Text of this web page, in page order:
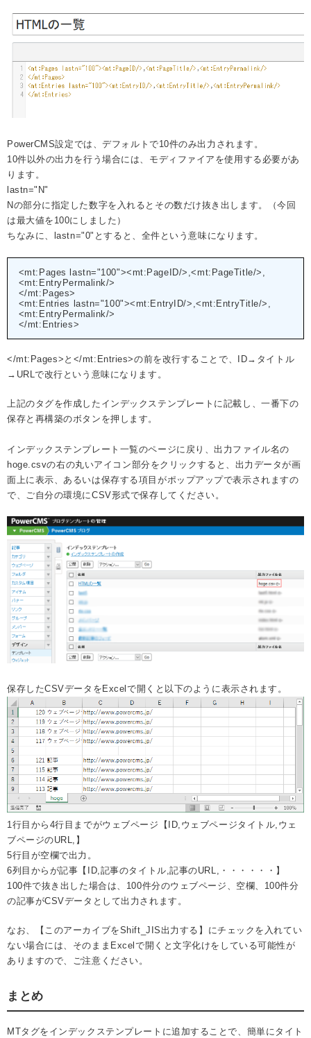
PowerCMS設定では、デフォルトで10件のみ出力されます。
10件以外の出力を行う場合には、モディファイアを使用する必要があ
ります。
lastn="N"
Nの部分に指定した数字を入れるとその数だけ抜き出します。（今回
は最大値を100にしました）
ちなみに、lastn="0"とすると、全件という意味になります。
<mt:Pages lastn="100"><mt:PageID/>,<mt:PageTitle/>,
<mt:EntryPermalink/>
</mt:Pages>
<mt:Entries lastn="100"><mt:EntryID/>,<mt:EntryTitle/>,
<mt:EntryPermalink/>
</mt:Entries>
</mt:Pages>と</mt:Entries>の前を改行することで、ID→タイトル
→URLで改行という意味になります。
上記のタグを作成したインデックステンプレートに記載し、一番下の
保存と再構築のボタンを押します。
インデックステンプレート一覧のページに戻り、出力ファイル名の
hoge.csvの右の丸いアイコン部分をクリックすると、出力データが画
面上に表示、あるいは保存する項目がポップアップで表示されますの
で、ご自分の環境にCSV形式で保存してください。
保存したCSVデータをExcelで開くと以下のように表示されます。
1行目から4行目までがウェブページ【ID,ウェブページタイトル,ウェ
ブページのURL,】
5行目が空欄で出力。
6列目からが記事【ID,記事のタイトル,記事のURL,・・・・・・】
100件で抜き出した場合は、100件分のウェブページ、空欄、100件分
の記事がCSVデータとして出力されます。
なお、【このアーカイブをShift_JIS出力する】にチェックを入れてい
ない場合には、そのままExcelで開くと文字化けをしている可能性が
ありますので、ご注意ください。
まとめ
MTタグをインデックステンプレートに追加することで、簡単にタイト